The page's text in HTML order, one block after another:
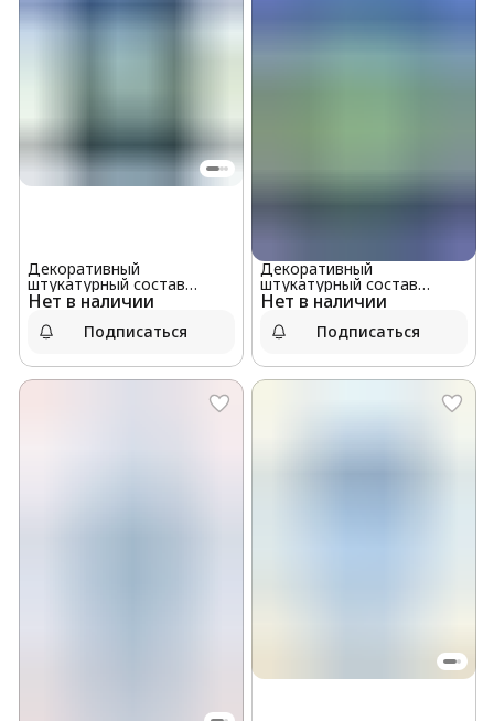
Нет в наличии
Декоративный
штукатурный состав
"ВОЛМА-Короед 2,5 мм",
25 кг оптом
Подписаться
Нет в наличии
Декоративный
штукатурный состав
"ВОЛМА-Шуба 2,5 мм", 25
кг оптом
Подписаться